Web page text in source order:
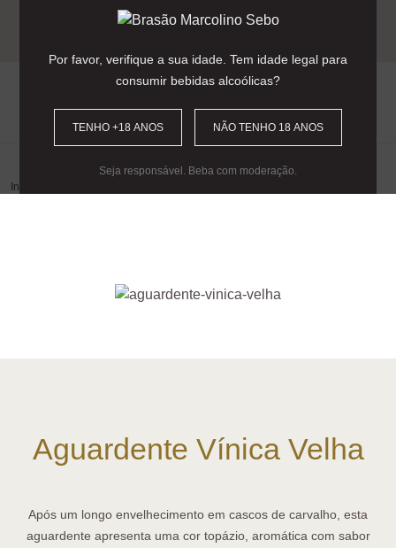
Por favor, verifique a sua idade. Tem idade legal para
consumir bebidas alcoólicas?
TENHO +18 ANOS NÃO TENHO 18 ANOS
Seja responsável. Beba com moderação.
Início
Aguardente Vínica Velha
Após um longo envelhecimento em cascos de carvalho, esta
aguardente apresenta uma cor topázio, aromática com sabor